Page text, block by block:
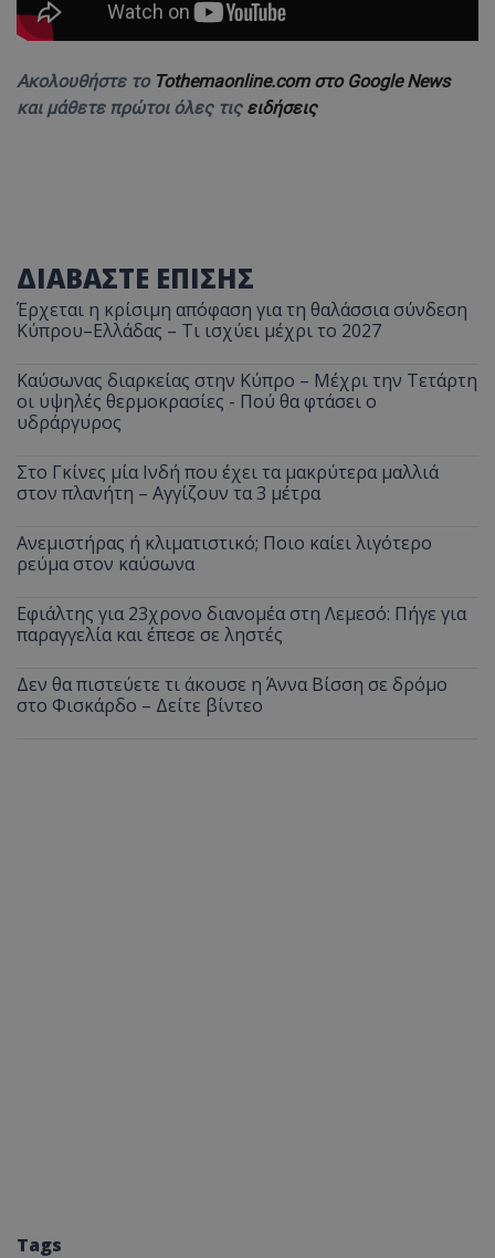
Ακολουθήστε το Tothemaonline.com στο Google News
και μάθετε πρώτοι όλες τις ειδήσεις
ΔΙΑΒΑΣΤΕ ΕΠΙΣΗΣ
Έρχεται η κρίσιμη απόφαση για τη θαλάσσια σύνδεση
Κύπρου–Ελλάδας – Τι ισχύει μέχρι το 2027
Καύσωνας διαρκείας στην Κύπρο – Μέχρι την Τετάρτη
οι υψηλές θερμοκρασίες - Πού θα φτάσει ο
υδράργυρος
Στο Γκίνες μία Ινδή που έχει τα μακρύτερα μαλλιά
στον πλανήτη – Αγγίζουν τα 3 μέτρα
Ανεμιστήρας ή κλιματιστικό; Ποιο καίει λιγότερο
ρεύμα στον καύσωνα
Εφιάλτης για 23χρονο διανομέα στη Λεμεσό: Πήγε για
παραγγελία και έπεσε σε ληστές
Δεν θα πιστεύετε τι άκουσε η Άννα Βίσση σε δρόμο
στο Φισκάρδο – Δείτε βίντεο
Tags